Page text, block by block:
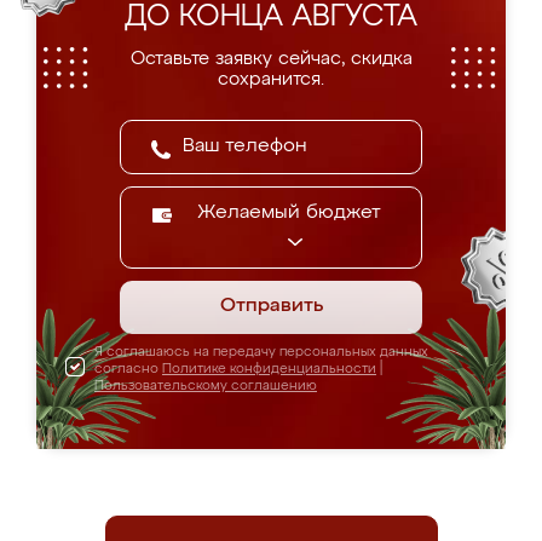
ДО КОНЦА АВГУСТА
Оставьте заявку сейчас, скидка
сохранится.
Желаемый бюджет
Отправить
Я соглашаюсь на передачу персональных данных
согласно Политике конфиденциальности
Пользовательскому соглашению